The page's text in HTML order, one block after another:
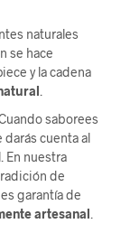
naturales
se hace
y la cadena
.
saborees
darás cuenta al
En nuestra
de
garantía de
artesanal .